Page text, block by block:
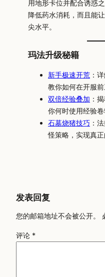
用地形卡位并配合诱惑
降低药水消耗，而且能
尖水平。
玛法升级秘籍
新手极速开荒 ：
教你如何在开服前
双倍经验叠加 ：
你何时使用经验卷
石墓烧猪技巧 ：
怪策略，实现真正
发表回复
您的邮箱地址不会被公开。
评论 *